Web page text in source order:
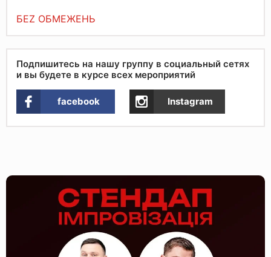
БЕZ ОБМЕЖЕНЬ
Подпишитесь на нашу группу в социальный сетях
и вы будете в курсе всех мероприятий
facebook Instagram